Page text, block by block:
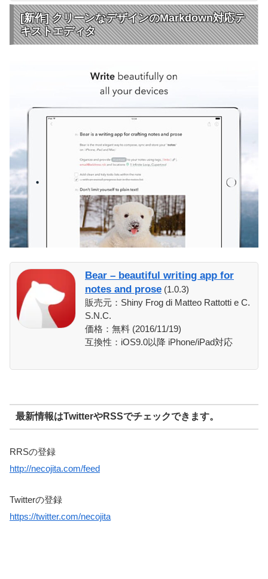
[新作] クリーンなデザインのMarkdown対応テ
キストエディタ
Bear – beautiful writing app for
notes and prose (1.0.3)
販売元：Shiny Frog di Matteo Rattotti e C.
S.N.C.
価格：無料 (2016/11/19)
互換性：iOS9.0以降 iPhone/iPad対応
最新情報はTwitterやRSSでチェックできます。
RRSの登録
http://necojita.com/feed
Twitterの登録
https://twitter.com/necojita